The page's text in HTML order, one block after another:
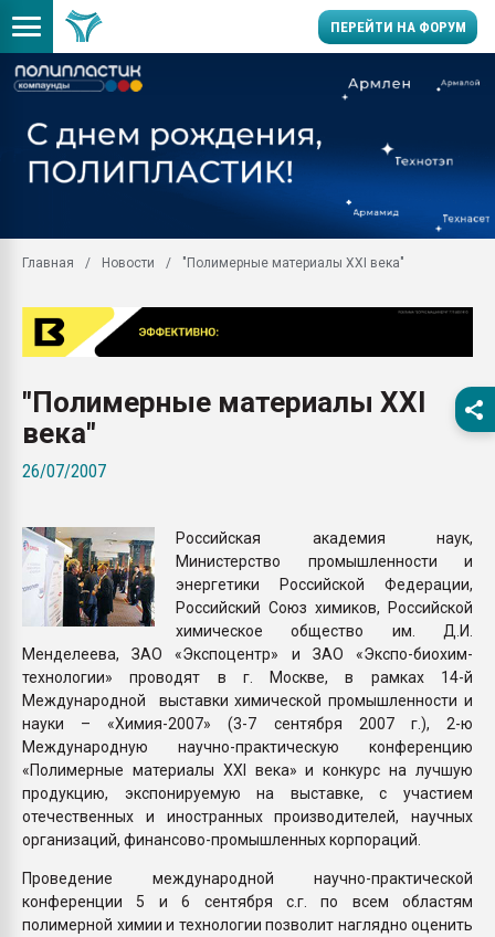
ПЕРЕЙТИ НА ФОРУМ
заводу пластмасс"
Помощь в подборе
Вакуум-формовочные
первый план в
бутылок
ПЕРЕЙТИ НА
Главная Новости "Полимерные материалы XXI века"
"Полимерные материалы XXI
века"
26/07/2007
Российская академия наук,
Министерство промышленности и
энергетики Российской Федерации,
Российский Союз химиков, Российской
химическое общество им. Д.И.
Менделеева, ЗАО «Экспоцентр» и ЗАО «Экспо-биохим-
технологии» проводят в г. Москве, в рамках 14-й
Международной выставки химической промышленности и
науки – «Химия-2007» (3-7 сентября 2007 г.), 2-ю
Международную научно-практическую конференцию
«Полимерные материалы XXI века» и конкурс на лучшую
продукцию, экспонируемую на выставке, с участием
отечественных и иностранных производителей, научных
организаций, финансово-промышленных корпораций.
Проведение международной научно-практической
конференции 5 и 6 сентября с.г. по всем областям
полимерной химии и технологии позволит наглядно оценить